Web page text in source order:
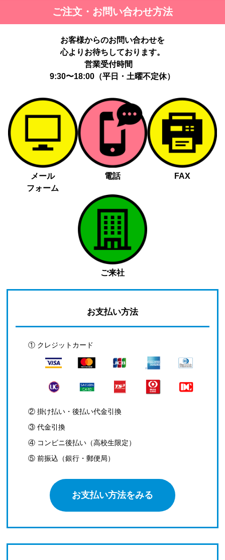
ご注文・お問い合わせ方法
お客様からのお問い合わせを
心よりお待ちしております。
営業受付時間
9:30〜18:00（平日・土曜不定休）
メール
フォーム
電話 FAX
ご来社
お支払い方法
① クレジットカード
② 掛け払い・後払い代金引換
③ 代金引換
④ コンビニ後払い（高校生限定）
⑤ 前振込（銀行・郵便局）
お支払い方法をみる